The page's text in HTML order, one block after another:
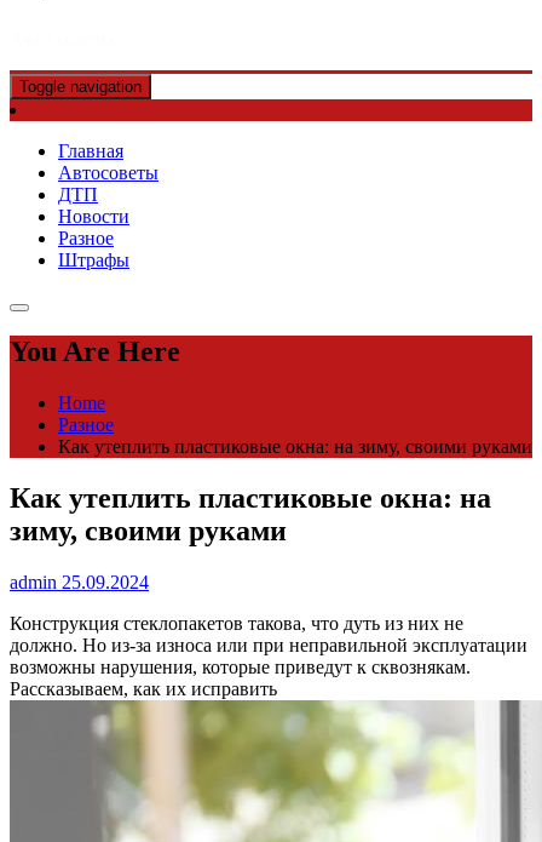
Toggle navigation
Главная
Автосоветы
ДТП
Новости
Разное
Штрафы
You Are Here
Home
Разное
Как утеплить пластиковые окна: на зиму, своими руками
Как утеплить пластиковые окна: на
зиму, своими руками
admin 25.09.2024
Конструкция стеклопакетов такова, что дуть из них не
должно. Но из-за износа или при неправильной эксплуатации
возможны нарушения, которые приведут к сквознякам.
Рассказываем, как их исправить